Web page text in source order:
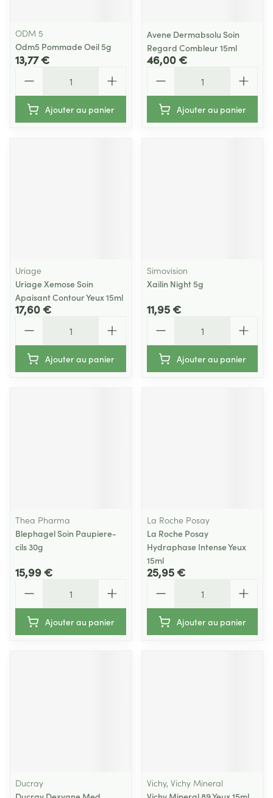
ODM 5
Odm5 Pommade Oeil 5g
13,77 €
Ajouter au panier
Avene Dermabsolu Soin
Regard Combleur 15ml
46,00 €
Ajouter au panier
Uriage
Uriage Xemose Soin
Apaisant Contour Yeux 15ml
17,60 €
Ajouter au panier
Simovision
Xailin Night 5g
11,95 €
Ajouter au panier
Thea Pharma
Blephagel Soin Paupiere-
cils 30g
15,99 €
Ajouter au panier
La Roche Posay
La Roche Posay
Hydraphase Intense Yeux
15ml
25,95 €
Ajouter au panier
Ducray
Vichy, Vichy Mineral